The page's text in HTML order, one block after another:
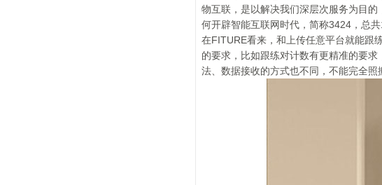
物互联，是以解决我们深层次服务为目
何开辟智能互联网时代，简称3424，总共
在FITURE看来，和上传任意平台就能跟
的要求，比如跟练对计数有更精准的要
法、数据接收的方式也不同，不能完全照